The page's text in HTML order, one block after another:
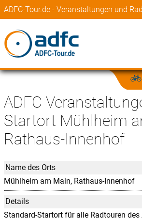
ADFC-Tour.de - Veranstaltungen und
ADFC
Startort Mühlheim
Rathaus-Innenhof
Name des Orts
Mühlheim am Main, Rathaus-Innenhof
Details
Standard-Startort für alle Radtouren des